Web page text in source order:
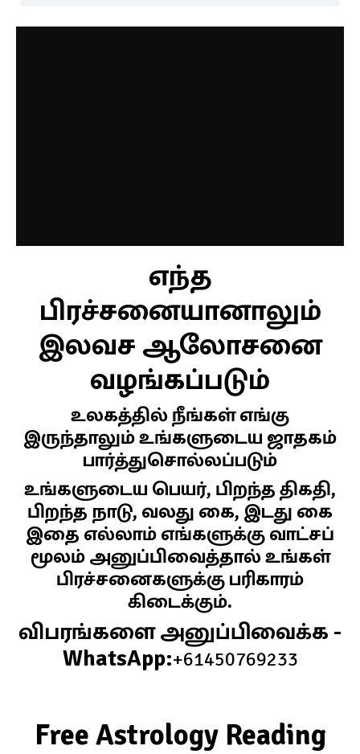
எந்த
பிரச்சனையானாலும்
இலவச ஆலோசனை
வழங்கப்படும்
உலகத்தில் நீங்கள் எங்கு
இருந்தாலும் உங்களுடைய ஜாதகம்
பார்த்துசொல்லப்படும்
உங்களுடைய பெயர், பிறந்த திகதி,
பிறந்த நாடு, வலது கை, இடது கை
இதை எல்லாம் எங்களுக்கு வாட்சப்
மூலம் அனுப்பிவைத்தால் உங்கள்
பிரச்சனைகளுக்கு பரிகாரம்
கிடைக்கும்.
விபரங்களை அனுப்பிவைக்க -
WhatsApp:+61450769233
Free Astrology Reading